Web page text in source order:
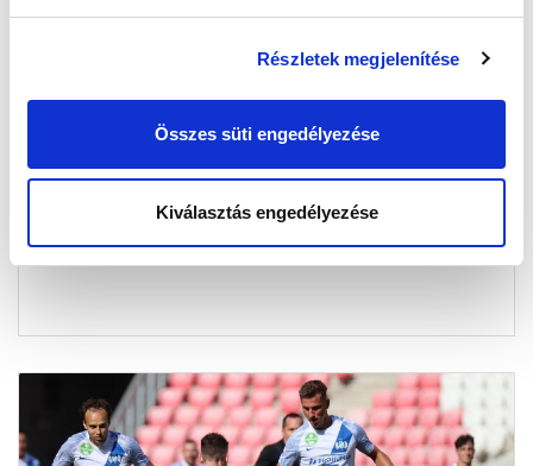
Részletek megjelenítése
Összes süti engedélyezése
Kiválasztás engedélyezése
KÉPGALÉRIA: DVSC - MTK BUDAPEST 1-3
2023-08-28 10:43:02